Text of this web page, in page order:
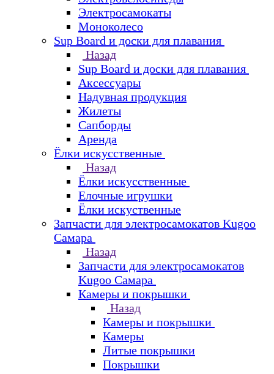
Электросамокаты
Моноколесо
Sup Board и доски для плавания
Назад
Sup Board и доски для плавания
Аксессуары
Надувная продукция
Жилеты
Сапборды
Аренда
Ёлки искусственные
Назад
Ёлки искусственные
Елочные игрушки
Ёлки искуственные
Запчасти для электросамокатов Kugoo
Самара
Назад
Запчасти для электросамокатов
Kugoo Самара
Камеры и покрышки
Назад
Камеры и покрышки
Камеры
Литые покрышки
Покрышки